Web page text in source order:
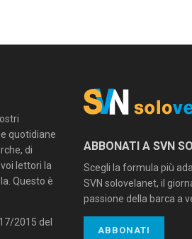
quotidiane
di
lettori la
Questo è
2015 del
ABBONATI A SVN
Scegli la formula più
SVN solovelanet, il
passione della barca a
ABBONATI